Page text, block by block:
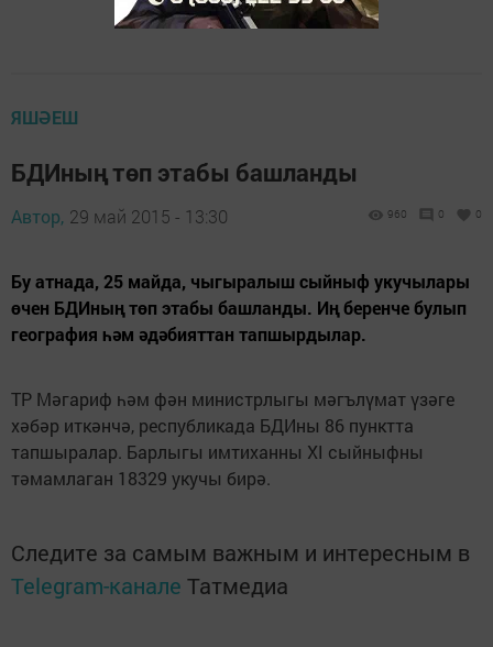
ЯШӘЕШ
БДИның төп этабы башланды
Автор, 29 май 2015 - 13:30 960 0 0
Бу атнада, 25 майда, чыгыралыш сыйныф укучылары
өчен БДИның төп этабы башланды. Иң беренче булып
география һәм әдәбияттан тапшырдылар.
ТР Мәгариф һәм фән министрлыгы мәгълүмат үзәге
хәбәр иткәнчә, республикада БДИны 86 пунктта
тапшыралар. Барлыгы имтиханны XI сыйныфны
тәмамлаган 18329 укучы бирә.
Следите за самым важным и интересным в
Telegram-канале Татмедиа